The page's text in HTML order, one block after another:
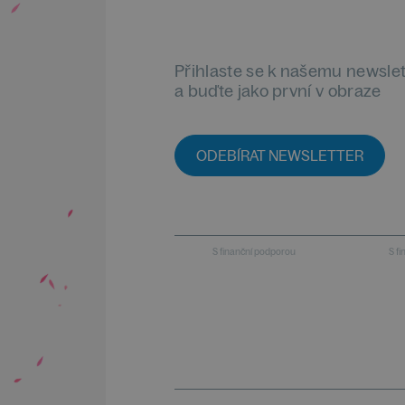
Přihlaste se k našemu
a buďte jako první v obraze
ODEBÍRAT NEWSLETTER
S finanční podporou S